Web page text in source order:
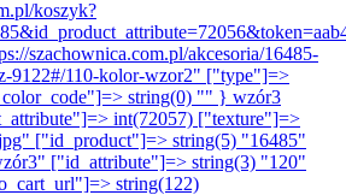
koszyk?
szachownica.com.pl/akcesoria/16485-
9122#/110-kolor-wzor2" ["type"]=>
string(0) "" } wzór3
int(72057) ["texture"]=>
["id_product"]=> string(5) "16485"
["id_attribute"]=> string(3) "120"
string(122)